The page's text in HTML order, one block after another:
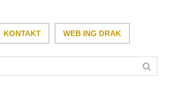
KONTAKT WEB ING DRAK